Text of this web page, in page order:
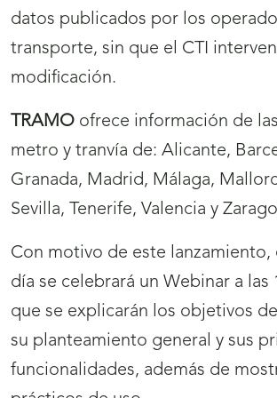
datos publicados por los
transporte, sin que el CTI
modificación.
TRAMO ofrece información de
metro y tranvía de: Alicante,
Granada, Madrid, Málaga,
Sevilla, Tenerife, Valencia y
Con motivo de este lanzamiento,
día se celebrará un Webinar a las
que se explicarán los objetivos
su planteamiento general y sus
funcionalidades, además de